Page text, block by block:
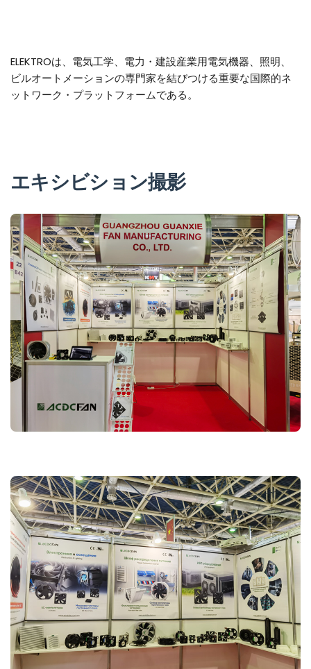
ELEKTROは、電気工学、電力・建設産業用電気機器、照明、
ビルオートメーションの専門家を結びつける重要な国際的ネ
ットワーク・プラットフォームである。
エキシビション撮影